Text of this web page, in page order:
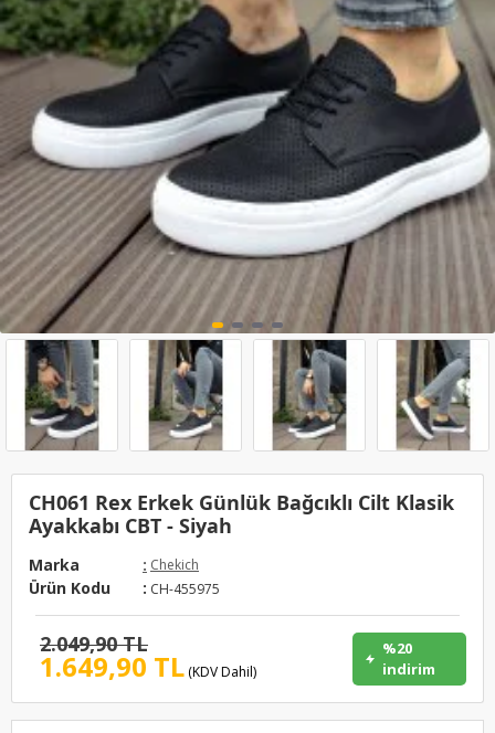
CH061 Rex Erkek Günlük Bağcıklı Cilt Klasik
Ayakkabı CBT - Siyah
Marka : Chekich
Ürün Kodu : CH-455975
1.649,90 TL (KDV Dahil)
2.049,90 TL
%20
indirim